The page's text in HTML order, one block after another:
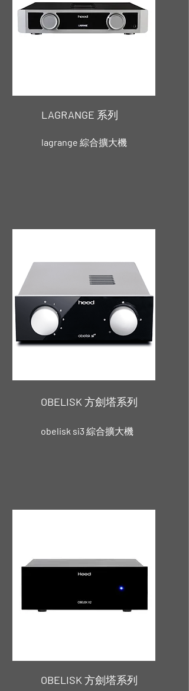
LAGRANGE 系列
lagrange 綜合擴大機
OBELISK 方劍塔系列
obelisk si3綜合擴大機
OBELISK 方劍塔系列